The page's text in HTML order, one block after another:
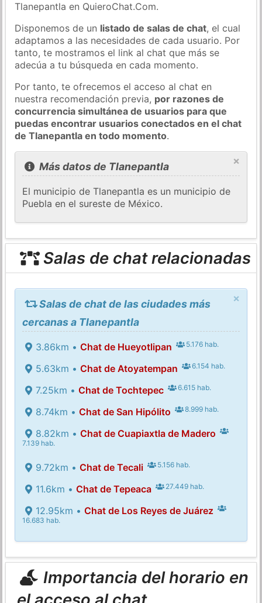
Tlanepantla en QuieroChat.Com.
Disponemos de un listado de salas de chat, el cual
adaptamos a las necesidades de cada usuario. Por
tanto, te mostramos el link al chat que más se
adecúa a tu búsqueda en cada momento.
Por tanto, te ofrecemos el acceso al chat en
nuestra recomendación previa, por razones de
concurrencia simultánea de usuarios para que
puedas encontrar usuarios conectados en el chat
de Tlanepantla en todo momento.
×
Más datos de Tlanepantla
El municipio de Tlanepantla es un municipio de
Puebla en el sureste de México.
Salas de chat relacionadas
×
Salas de chat de las ciudades más
cercanas a Tlanepantla
3.86km • Chat de Hueyotlipan 5.176 hab.
5.63km • Chat de Atoyatempan 6.154 hab.
7.25km • Chat de Tochtepec 6.615 hab.
8.74km • Chat de San Hipólito 8.999 hab.
8.82km • Chat de Cuapiaxtla de Madero
7.139 hab.
9.72km • Chat de Tecali 5.156 hab.
11.6km • Chat de Tepeaca 27.449 hab.
12.95km • Chat de Los Reyes de Juárez
16.683 hab.
Importancia del horario en